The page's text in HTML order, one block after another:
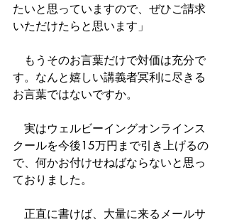
たいと思っていますので、ぜひご請求
いただけたらと思います」
もうそのお言葉だけで対価は充分で
す。なんと嬉しい講義者冥利に尽きる
お言葉ではないですか。
実はウェルビーイングオンラインス
クールを今後15万円まで引き上げるの
で、何かお付けせねばならないと思っ
ておりました。
正直に書けば、大量に来るメールサ